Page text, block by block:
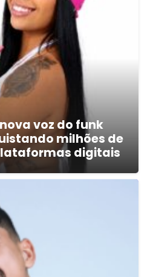
voz do funk
milhões de
digitais